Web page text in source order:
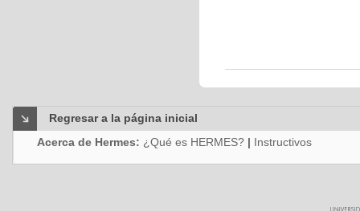
Regresar a la página inicial
Acerca de Hermes: ¿Qué es HERMES? | Instructivos